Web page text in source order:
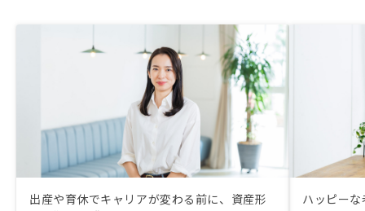
出産や育休でキャリアが変わる前に、資産形
ハッピー